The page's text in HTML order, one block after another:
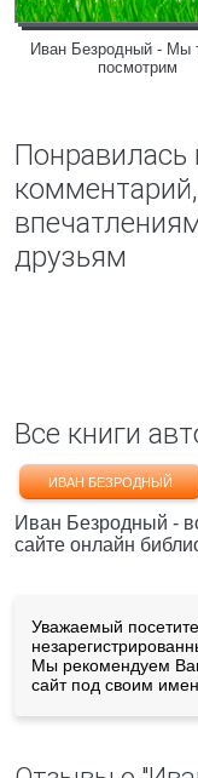
Иван Безродный - Мы
посмотрим
Понравилась
друзьям
Все книги
ИВАН БЕЗРОДНЫЙ
Иван Безродный -
сайте онлайн
Уважаемый
Мы рекомендуем
сайт под своим